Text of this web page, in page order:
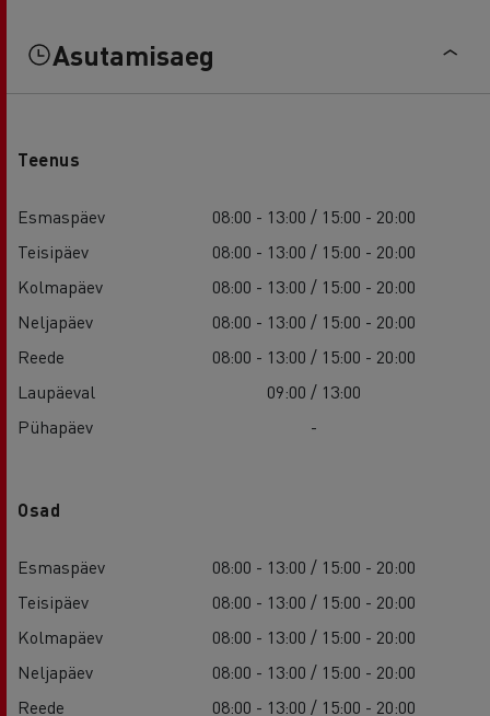
Asutamisaeg
Teenus
Esmaspäev
08:00 - 13:00 / 15:00 - 20:00
Teisipäev
08:00 - 13:00 / 15:00 - 20:00
Kolmapäev
08:00 - 13:00 / 15:00 - 20:00
Neljapäev
08:00 - 13:00 / 15:00 - 20:00
Reede
08:00 - 13:00 / 15:00 - 20:00
Laupäeval
09:00 / 13:00
Pühapäev
-
Osad
Esmaspäev
08:00 - 13:00 / 15:00 - 20:00
Teisipäev
08:00 - 13:00 / 15:00 - 20:00
Kolmapäev
08:00 - 13:00 / 15:00 - 20:00
Neljapäev
08:00 - 13:00 / 15:00 - 20:00
Reede
08:00 - 13:00 / 15:00 - 20:00